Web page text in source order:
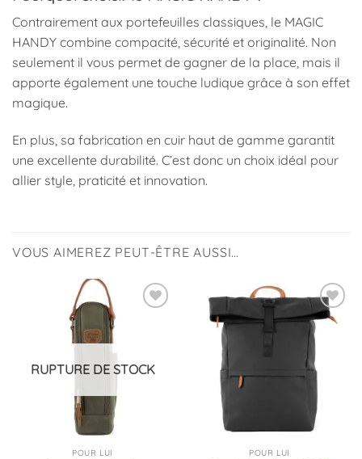
Contrairement aux portefeuilles classiques, le MAGIC
HANDY combine compacité, sécurité et originalité. Non
seulement il vous permet de gagner de la place, mais il
apporte également une touche ludique grâce à son effet
magique.
En plus, sa fabrication en cuir haut de gamme garantit
une excellente durabilité. C’est donc un choix idéal pour
allier style, praticité et innovation.
VOUS AIMEREZ PEUT-ÊTRE AUSSI…
RUPTURE DE STOCK
POUR LUI
Ajouter
POUR LUI